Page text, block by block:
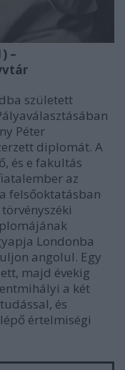
–
született
Péter
diplomát. A
és e fakultás
az
felsőoktatásban
törvényszéki
Londonba
angolul. Egy
majd évekig
a két
és
értelmiségi